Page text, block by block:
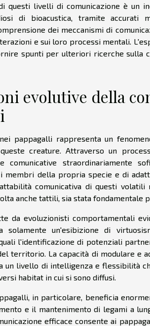
questi livelli di comunicazione è un
di bioacustica, tramite accurati
dei meccanismi di
e sui loro processi mentali.
spunti per ulteriori ricerche sulla
evolutive della
pappagalli rappresenta un
creature. Attraverso un
comunicative straordinariamente
membri della propria specie e di
comunicativa di questi
anche tattili, sia stata fondamentale
da evoluzionisti comportamentali
solamente un'esibizione di
l'identificazione di potenziali
territorio. La capacità di modulare e
un livello di intelligenza e flessibilità
habitat in cui si sono diffusi.
in particolare, beneficia
e il mantenimento di legami a
efficace consente ai